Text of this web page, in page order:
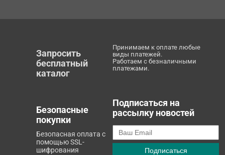
Запросить
бесплатный
каталог
Принимаем к оплате любые
виды платежей.
Работаем с безналичными
платежами.
Безопасные
покупки
Безопасная оплата с
помощью SSL-
шифрования
Подписаться на
рассылку новостей